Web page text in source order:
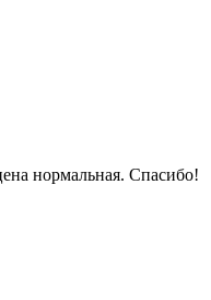
нормальная. Спасибо!